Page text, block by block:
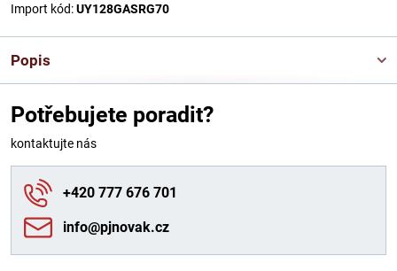
Import kód:UY128GASRG70
Popis
Potřebujete poradit?
kontaktujte nás
+420 777 676 701
info​@pjnovak​.cz